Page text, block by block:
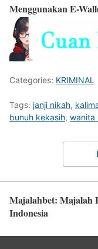
Menggunakan E-
Categories: KRIMINAL
Tags: janji nikah,
bunuh kekasih, wanita
Majalahbet: Majalah
Indonesia